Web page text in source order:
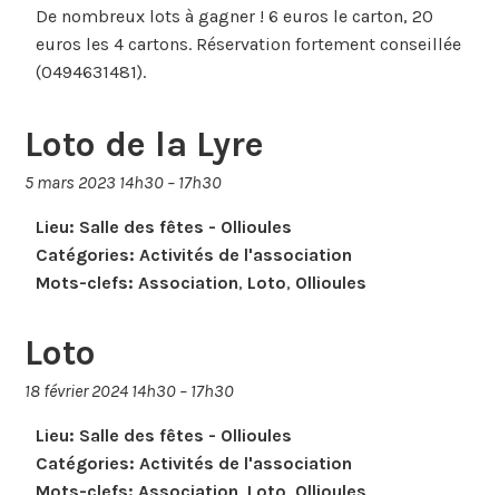
De nombreux lots à gagner ! 6 euros le carton, 20
euros les 4 cartons. Réservation fortement conseillée
(0494631481).
Loto de la Lyre
5 mars 2023 14h30 – 17h30
Lieu: Salle des fêtes - Ollioules
Catégories: Activités de l'association
Mots-clefs: Association, Loto, Ollioules
Loto
18 février 2024 14h30 – 17h30
Lieu: Salle des fêtes - Ollioules
Catégories: Activités de l'association